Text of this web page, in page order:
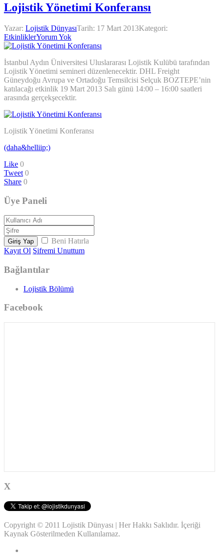
Lojistik Yönetimi Konferansı
Yazar: Lojistik DünyasıTarih: 17 Mart 2013Kategori:
EtkinliklerYorum Yok
İstanbul Aydın Üniversitesi Uluslararası Lojistik Kulübü tarafından
Lojistik Yönetimi semineri düzenlenecektir. DHL Freight
Güneydoğu Avrupa ve Ortadoğu Temsilcisi Selçuk BOZTEPE’nin
katılacağı etkinlik 19 Mart 2013 Salı günü 14:00 – 16:00 saatleri
arasında gerçekşecektir.
Lojistik Yönetimi Konferansı
(daha&helliip;)
Like 0
Tweet 0
Share 0
Üye Paneli
Giriş Yap
Beni Hatırla
Kayıt Ol Şifremi Unuttum
Bağlantılar
Lojistik Bölümü
Facebook
X
Copyright © 2011 Lojistik Dünyası | Her Hakkı Saklıdır. İçeriği
Kaynak Gösterilmeden Kullanılamaz.